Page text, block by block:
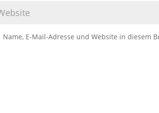
Name, E-Mail-Adresse und Website in diesem